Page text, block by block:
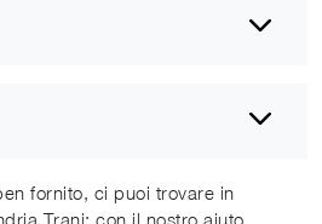
fornito, ci puoi trovare in
Trani: con il nostro aiuto